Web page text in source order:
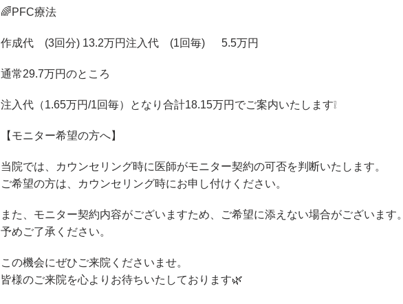
🌈PFC療法
作成代 (3回分) 13.2万円注入代 (1回毎) 5.5万円
通常29.7万円のところ
注入代（1.65万円/1回毎）となり合計18.15万円でご案内いたします❕
【モニター希望の方へ】
当院では、カウンセリング時に医師がモニター契約の可否を判断いたします。
ご希望の方は、カウンセリング時にお申し付けください。
また、モニター契約内容がございますため、ご希望に添えない場合がございます。
予めご了承ください。
この機会にぜひご来院くださいませ。
皆様のご来院を心よりお待ちいたしております🌿